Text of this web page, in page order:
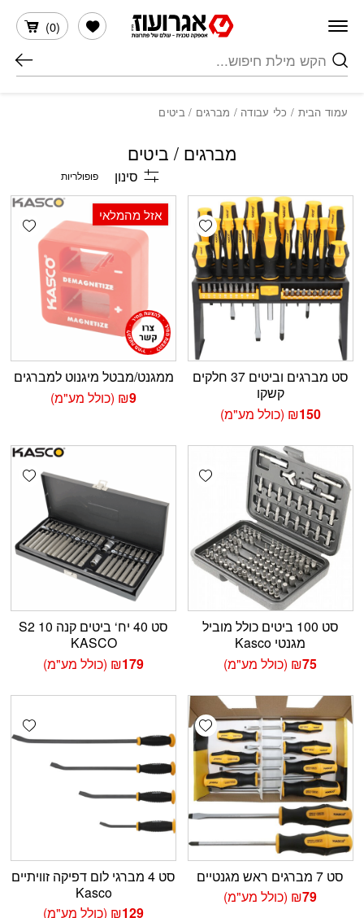
חיפוש
(
0
)
הרשימה שלי
עמוד הבית / כלי עבודה / מברגים / ביטים
מברגים / ביטים
סינון
Add wishlist
סט מברגים וביטים 37 חלקים
קשקו
₪150 (כולל מע"מ)
אזל מהמלאי
ממגנט/מבטל מיגנוט למברגים
₪9 (כולל מע"מ)
Add wishlist
סט 100 ביטים כולל מוביל
מגנטי Kasco
₪75 (כולל מע"מ)
סט 40 יח‘ ביטים קנה 10 S2
KASCO
₪179 (כולל מע"מ)
Add wishlist
סט 7 מברגים ראש מגנטיים
₪79 (כולל מע"מ)
סט 4 מברגי לום דפיקה זוויתיים
Kasco
₪129 (כולל מע"מ)